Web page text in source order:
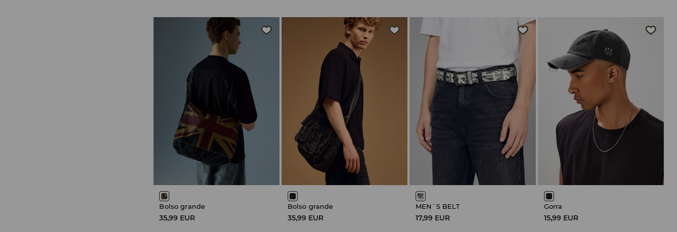
Bolso grande
35,99 EUR
Bolso grande
35,99 EUR
MEN`S BELT
17,99 EUR
Gorra
15,99 EUR